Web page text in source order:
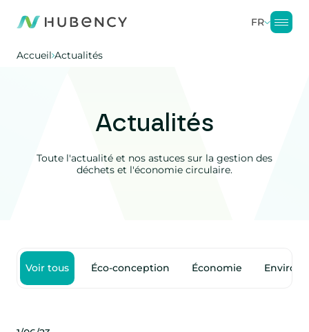
FR
Accueil Actualités
Actualités
Toute l'actualité et nos astuces sur la gestion des
déchets et l'économie circulaire.
Voir tous Éco-conception Économie